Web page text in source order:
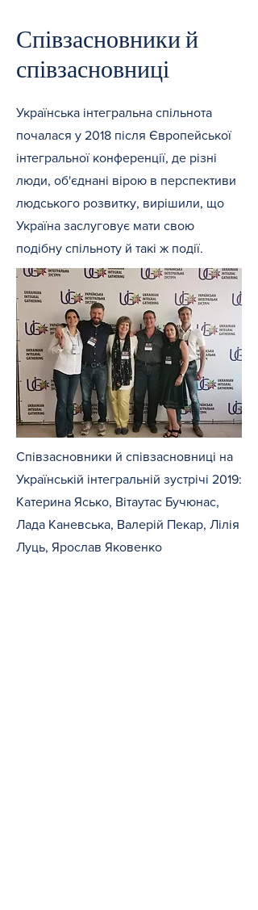
Співзасновники й
співзасновниці
Українська інтегральна спільнота
почалася у 2018 після Європейської
інтегральної конференції, де різні
люди, об'єднані вірою в перспективи
людського розвитку, вирішили, що
Україна заслуговує мати свою
подібну спільноту й такі ж події.
Співзасновники й співзасновниці на
Українській інтегральній зустрічі 2019:
Катерина Ясько, Вітаутас Бучюнас,
Лада Каневська, Валерій Пекар, Лілія
Луць, Ярослав Яковенко